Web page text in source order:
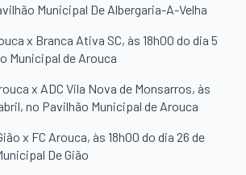
Municipal De Albergaria-A-Velha
x Branca Ativa SC, às 18h00 do dia 5
Municipal de Arouca
x ADC Vila Nova de Monsarros, às
no Pavilhão Municipal de Arouca
x FC Arouca, às 18h00 do dia 26 de
De Gião